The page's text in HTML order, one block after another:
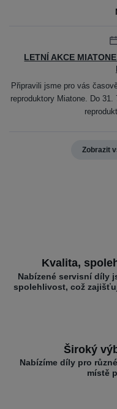
LETNÍ AKCE
Připravili jsme pro vás
reproduktory Miatone. Do
Zobrazit
Kvalita,
Nabízené servisní díly
spolehlivost, což
Široký
Nabízíme díly pro
místě